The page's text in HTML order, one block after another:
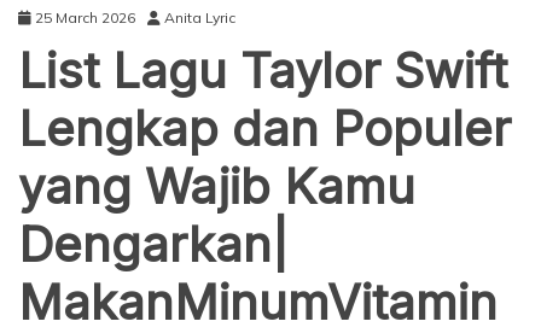
25 March 2026 Anita Lyric
List Lagu Taylor Swift
Lengkap dan Populer
yang Wajib Kamu
Dengarkan|
MakanMinumVitamin